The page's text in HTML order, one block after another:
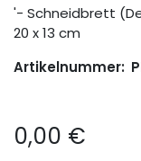
'- Schneidbrett
20 x 13 cm
Artikelnummer:
0,00 €